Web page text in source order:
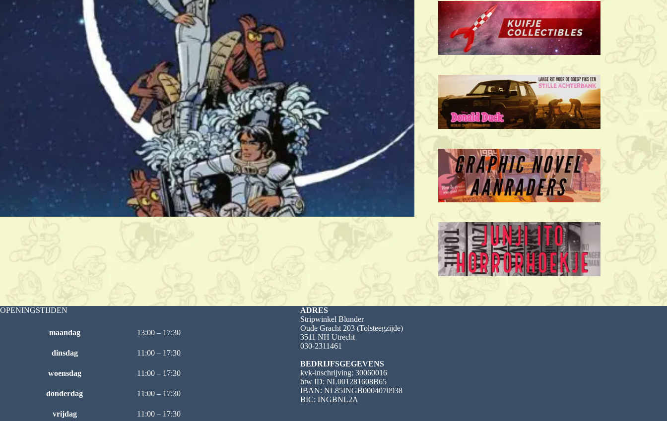
OPENINGSTIJDEN
maandag 13:00 – 17:30
dinsdag 11:00 – 17:30
woensdag 11:00 – 17:30
donderdag 11:00 – 17:30
vrijdag 11:00 – 17:30
ADRES
Stripwinkel Blunder
Oude Gracht 203 (Tolsteegzijde)
3511 NH Utrecht
030-2311461
BEDRIJFSGEGEVENS
kvk-inschrijving: 30060016
btw ID: NL001281608B65
IBAN: NL85INGB0004070938
BIC: INGBNL2A